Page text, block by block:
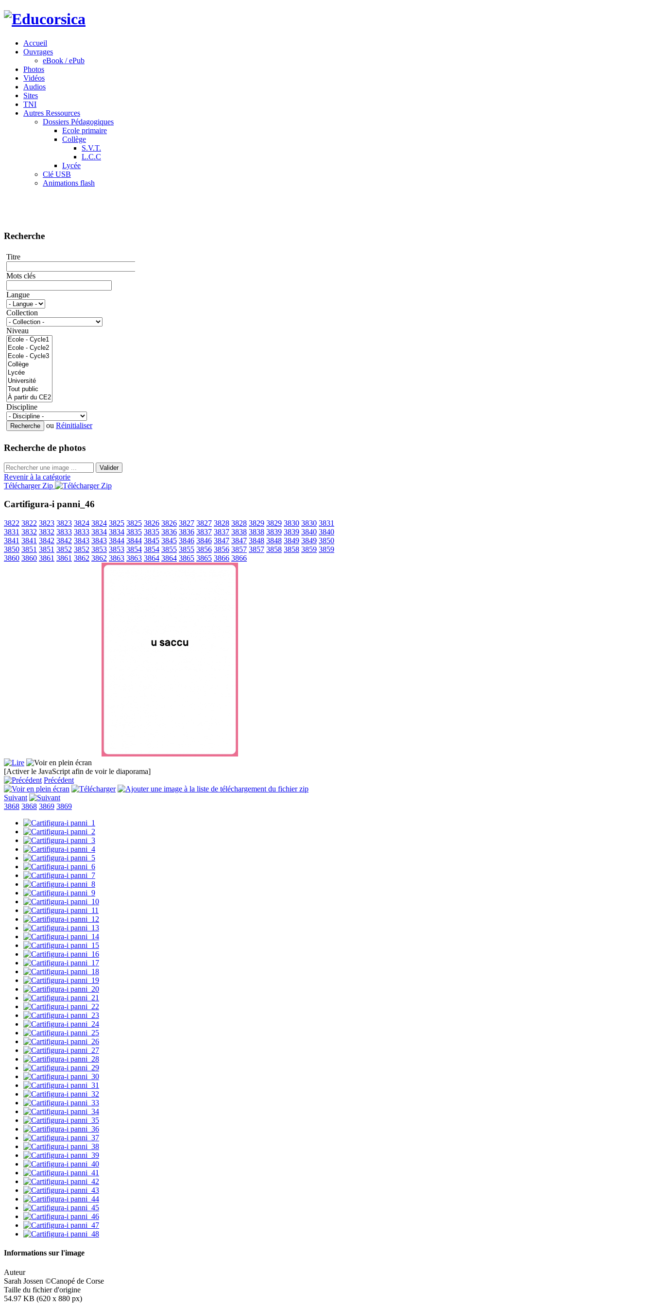
Accueil
Ouvrages
eBook / ePub
Photos
Vidéos
Audios
Sites
TNI
Autres Ressources
Dossiers Pédagogiques
Ecole primaire
Collège
S.V.T.
L.C.C
Lycée
Clé USB
Animations flash
Recherche
Titre
Mots clés
Langue
Collection
Niveau
Discipline
ou Réinitialiser
Recherche de photos
Valider
Revenir à la catégorie
Télécharger Zip
Cartifigura-i panni_46
3822 3822 3823 3823 3824 3824 3825 3825 3826 3826 3827 3827 3828 3828 3829 3829 3830 3830 3831
3831 3832 3832 3833 3833 3834 3834 3835 3835 3836 3836 3837 3837 3838 3838 3839 3839 3840 3840
3841 3841 3842 3842 3843 3843 3844 3844 3845 3845 3846 3846 3847 3847 3848 3848 3849 3849 3850
3850 3851 3851 3852 3852 3853 3853 3854 3854 3855 3855 3856 3856 3857 3857 3858 3858 3859 3859
3860 3860 3861 3861 3862 3862 3863 3863 3864 3864 3865 3865 3866 3866
[Activer le JavaScript afin de voir le diaporama]
Précédent
Suivant
3868 3868 3869 3869
Informations sur l'image
Auteur
Sarah Jossen ©Canopé de Corse
Taille du fichier d'origine
54.97 KB (620 x 880 px)